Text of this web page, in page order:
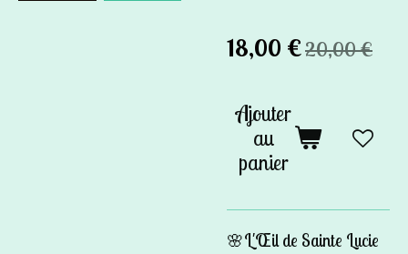
18,00 €20,00 €
Ajouter
au
panier
🌸L'Œil de Sainte Lucie